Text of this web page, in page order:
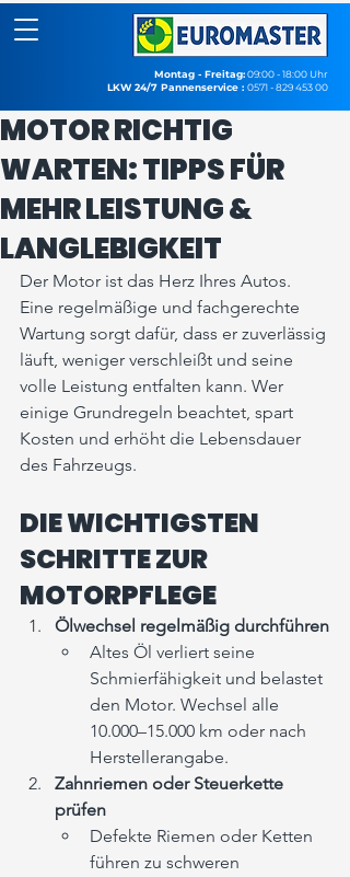
Montag - Freitag:09:00 - 18:00 Uhr
LKW 24/7 Pannenservice : 0571 - 829 453 00
MOTOR RICHTIG
WARTEN: TIPPS FÜR
MEHR LEISTUNG &
LANGLEBIGKEIT
Der Motor ist das Herz Ihres Autos.
Eine regelmäßige und fachgerechte
Wartung sorgt dafür, dass er zuverlässig
läuft, weniger verschleißt und seine
volle Leistung entfalten kann. Wer
einige Grundregeln beachtet, spart
Kosten und erhöht die Lebensdauer
des Fahrzeugs.
DIE WICHTIGSTEN
SCHRITTE ZUR
MOTORPFLEGE
Ölwechsel regelmäßig durchführen
Altes Öl verliert seine
Schmierfähigkeit und belastet
den Motor. Wechsel alle
10.000–15.000 km oder nach
Herstellerangabe.
Zahnriemen oder Steuerkette
prüfen
Defekte Riemen oder Ketten
führen zu schweren